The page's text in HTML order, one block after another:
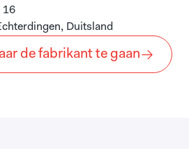
16
Duitsland
de fabrikant te gaan